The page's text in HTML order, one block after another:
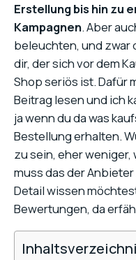
Erstellung bis hin zu
Kampagnen. Aber
beleuchten, und zwar
dir, der sich vor dem
Shop seriös ist. Dafür
Beitrag lesen und ich
ja wenn du da was
Bestellung erhalten.
zu sein, eher
muss das der
Detail wissen
Bewertungen, da